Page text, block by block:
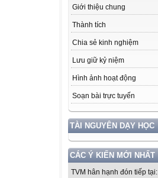
Giới thiệu chung
Thành tích
Chia sẻ kinh nghiệm
Lưu giữ kỷ niệm
Hình ảnh hoạt động
Soạn bài trực tuyến
TÀI NGUYÊN DẠY HỌC
CÁC Ý KIẾN MỚI NHẤT
TVM hân hạnh đón tiếp tại: